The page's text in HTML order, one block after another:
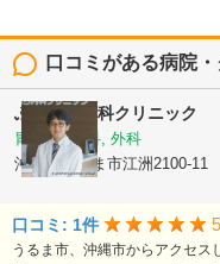
口コミがある病院
ふくはら内科クリニック
胃腸科, 内科, 外科
沖縄県うるま市江洲2100-11
口コミ: 1件 5
うるま市、沖縄市からアクセス